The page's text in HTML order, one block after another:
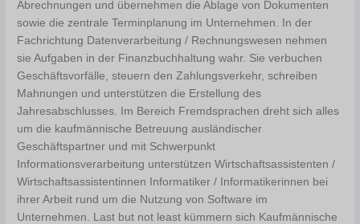
Abrechnungen und übernehmen die Ablage von Dokumenten
sowie die zentrale Terminplanung im Unternehmen. In der
Fachrichtung Datenverarbeitung / Rechnungswesen nehmen
sie Aufgaben in der Finanzbuchhaltung wahr. Sie verbuchen
Geschäftsvorfälle, steuern den Zahlungsverkehr, schreiben
Mahnungen und unterstützen die Erstellung des
Jahresabschlusses. Im Bereich Fremdsprachen dreht sich alles
um die kaufmännische Betreuung ausländischer
Geschäftspartner und mit Schwerpunkt
Informationsverarbeitung unterstützen Wirtschaftsassistenten /
Wirtschaftsassistentinnen Informatiker / Informatikerinnen bei
ihrer Arbeit rund um die Nutzung von Software im
Unternehmen. Last but not least kümmern sich Kaufmännische